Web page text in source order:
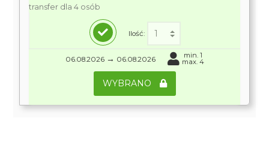
transfer dla 4 osób
Ilość:
06.08.2026 → 06.08.2026 min. 1
max. 4
WYBRANO